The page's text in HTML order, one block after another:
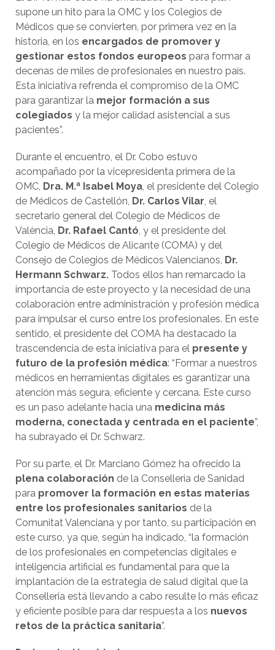
supone un hito para la OMC y los Colegios de
Médicos que se convierten, por primera vez en la
historia, en los encargados de promover y
gestionar estos fondos europeos para formar a
decenas de miles de profesionales en nuestro país.
Esta iniciativa refrenda el compromiso de la OMC
para garantizar la mejor formación a sus
colegiados y la mejor calidad asistencial a sus
pacientes”.
Durante el encuentro, el Dr. Cobo estuvo
acompañado por la vicepresidenta primera de la
OMC, Dra. M.ª Isabel Moya, el presidente del Colegio
de Médicos de Castellón, Dr. Carlos Vilar, el
secretario general del Colegio de Médicos de
València, Dr. Rafael Cantó, y el presidente del
Colegio de Médicos de Alicante (COMA) y del
Consejo de Colegios de Médicos Valencianos, Dr.
Hermann Schwarz. Todos ellos han remarcado la
importancia de este proyecto y la necesidad de una
colaboración entre administración y profesión médica
para impulsar el curso entre los profesionales. En este
sentido, el presidente del COMA ha destacado la
trascendencia de esta iniciativa para el presente y
futuro de la profesión médica: “Formar a nuestros
médicos en herramientas digitales es garantizar una
atención más segura, eficiente y cercana. Este curso
es un paso adelante hacia una medicina más
moderna, conectada y centrada en el paciente”,
ha subrayado el Dr. Schwarz.
Por su parte, el Dr. Marciano Gómez ha ofrecido la
plena colaboración de la Conselleria de Sanidad
para promover la formación en estas materias
entre los profesionales sanitarios de la
Comunitat Valenciana y por tanto, su participación en
este curso, ya que, según ha indicado, “la formación
de los profesionales en competencias digitales e
inteligencia artificial es fundamental para que la
implantación de la estrategia de salud digital que la
Conselleria está llevando a cabo resulte lo más eficaz
y eficiente posible para dar respuesta a los nuevos
retos de la práctica sanitaria”.